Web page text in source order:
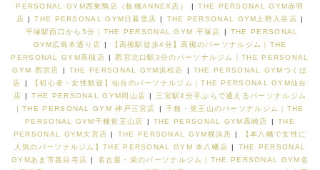
PERSONAL GYM西巣鴨店（板橋ANNEX店）
|
THE PERSONAL GYM赤羽
店 | THE PERSONAL GYM日暮里店 | THE PERSONAL GYM上野入谷店 |
平塚駅西口から5分｜THE PERSONAL GYM 平塚店
|
THE PERSONAL
GYM広島本通り店 |
【高槻駅徒歩4分】高槻のパーソナルジム｜THE
PERSONAL GYM高槻店 |
西宮北口駅3分のパーソナルジム｜THE PERSONAL
GYM 西宮店
| THE PERSONAL GYM浜松店 |
THE PERSONAL GYMつくば
店
|
【初心者・女性歓迎】仙台のパーソナルジム｜THE PERSONAL GYM仙台
店 | THE PERSONAL GYM岡山店 |
三宮駅4分手ぶらで通えるパーソナルジム
| THE PERSONAL GYM 神戸三宮店
|
千種・覚王山のパーソナルジム｜THE
PERSONAL GYM千種覚王山店
| THE PERSONAL GYM高崎店 |
THE
PERSONAL GYM大宮店 | THE PERSONAL GYM横浜店 |
【本八幡で女性に
人気のパーソナルジム】THE PERSONAL GYM 本八幡店 |
THE PERSONAL
GYMあま市甚目寺店 |
名古屋・栄のパーソナルジム｜THE PERSONAL GYM名